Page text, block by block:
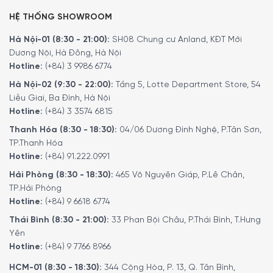
ra ngoàimạnh mẽ, hiệu quả loại bỏ mùi phát sinh trong
quá trình nấu nướng. Chế độ này phù hợp với những gian
bếp có hệ thống ống thoát khí dẫn ra bên ngoài.
Đặc biệt thiết bị còn có thể hoạt động vớichế độ hút
tuần hoàntùy theo kiểu lắp đặt và tùy chọn phụ kiện bộ
lọc than hoạt tính. Chế độ tuần hoàn sẽ hút không khí bị
trộn lẫn mùi thức ăn vào trong khoang máy, đi qua bộ lọc
than hoạt tính để loại bỏ mùi, sau đó trả lại luồng không
khí trong lành vào không gian bếp. Quý khách có thể sử
dụng chế độ này khi không muốn lắp đặt ống dẫn khí.
HỆ THỐNG SHOWROOM
Hà Nội-01 (8:30 - 21:00): SH08 Chung cư Anland, KĐT Mới
Dương Nội, Hà Đông, Hà Nội
Hotline: (+84) 3 9986 6774
Hà Nội-02 (9:30 - 22:00): Tầng 5, Lotte Department Store, 54
Liễu Giai, Ba Đình, Hà Nội
Hotline: (+84) 3 3574 6815
Thanh Hóa (8:30 - 18:30): 04/06 Dương Đình Nghệ, P.Tân Sơn,
TP.Thanh Hóa
Hotline: (+84) 91.222.0991
Hải Phòng (8:30 - 18:30): 465 Võ Nguyên Giáp, P.Lê Chân,
TP.Hải Phòng
Hotline: (+84) 9 6618 6774
Thái Bình (8:30 - 21:00): 33 Phan Bội Châu, P.Thái Bình, T.Hưng
Yên
Hotline: (+84) 9 7766 8966
HCM-01 (8:30 - 18:30): 344 Cộng Hòa, P. 13, Q. Tân Bình,